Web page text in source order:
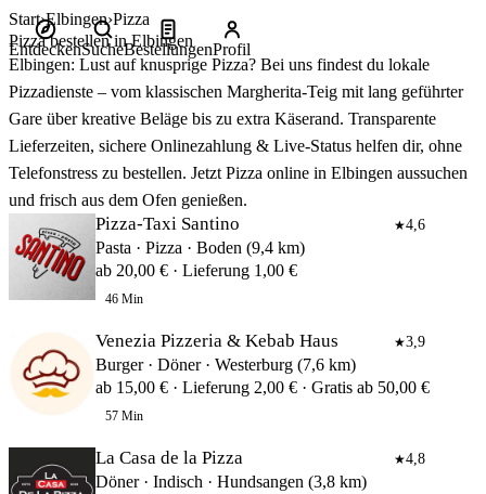
Start Elbingen Pizza
Pizza bestellen in Elbingen
Elbingen: Lust auf knusprige Pizza? Bei uns findest du lokale
Pizzadienste – vom klassischen Margherita‑Teig mit lang geführter
Gare über kreative Beläge bis zu extra Käserand. Transparente
Lieferzeiten, sichere Onlinezahlung & Live‑Status helfen dir, ohne
Telefonstress zu bestellen. Jetzt Pizza online in Elbingen aussuchen
und frisch aus dem Ofen genießen.
Pizza-Taxi Santino ★4,6
Pasta · Pizza · Boden (9,4 km)
ab 20,00 € · Lieferung 1,00 €
46 Min
Venezia Pizzeria & Kebab Haus ★3,9
Burger · Döner · Westerburg (7,6 km)
ab 15,00 € · Lieferung 2,00 € · Gratis ab 50,00 €
57 Min
La Casa de la Pizza ★4,8
Döner · Indisch · Hundsangen (3,8 km)
EntdeckenSucheBestellungenProfil